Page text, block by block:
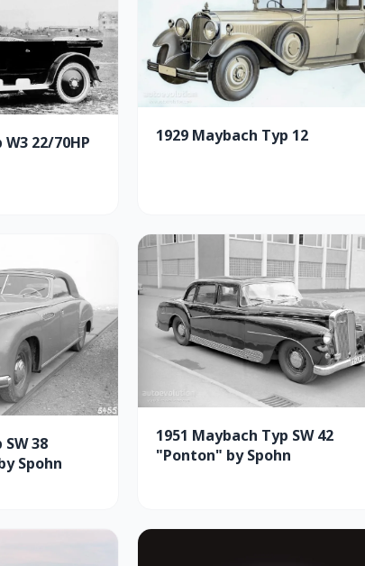
22/70HP
1929 Maybach Typ 12
38
Spohn
1951 Maybach Typ SW 42
"Ponton" by Spohn